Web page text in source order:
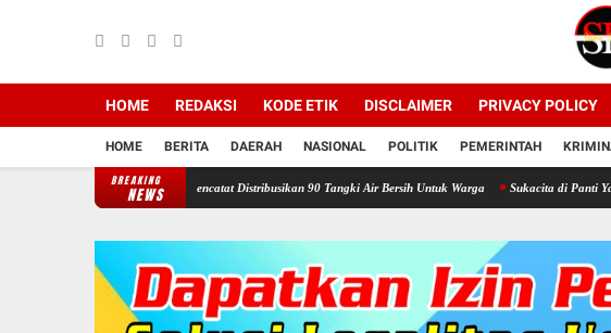
HOME REDAKSI KODE ETIK DISCLAIMER PRIVACY POLICY
HOME BERITA DAERAH NASIONAL POLITIK PEMERINTAH
BREAKING
NEWS
Ganefo Tangen Mencatat Distribusikan 90 Tangki Air Bersih Untuk Warga Sukacita di Panti Yatim